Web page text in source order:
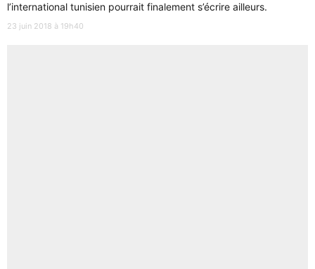
l’international tunisien pourrait finalement s’écrire ailleurs.
23 juin 2018 à 19h40